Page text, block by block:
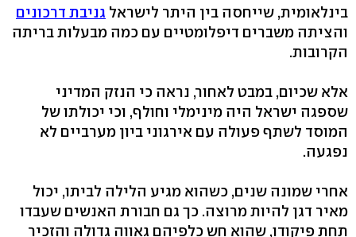
בינלאומית, שייחסה בין היתר לישראל גניבת דרכונים
והציתה משברים דיפלומטיים עם כמה מבעלות בריתה
הקרובות.
אלא שכיום, במבט לאחור, נראה כי הנזק המדיני
שספגה ישראל היה מינימלי וחולף, וכי יכולתו של
המוסד לשתף פעולה עם אירגוני ביון מערביים לא
נפגעה.
אחרי שמונה שנים, כשהוא מגיע הלילה לביתו, יכול
מאיר דגן להיות מרוצה. כך גם חבורת האנשים שעבדו
תחת פיקודו, שהוא חש כלפיהם גאווה גדולה והזכיר